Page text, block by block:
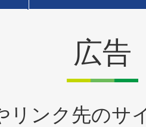
広告
リンク先のサ